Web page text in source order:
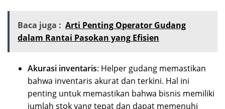
Baca juga : Arti Penting Operator Gudang
dalam Rantai Pasokan yang Efisien
Akurasi inventaris: Helper gudang memastikan
bahwa inventaris akurat dan terkini. Hal ini
penting untuk memastikan bahwa bisnis memiliki
jumlah stok yang tepat dan dapat memenuhi